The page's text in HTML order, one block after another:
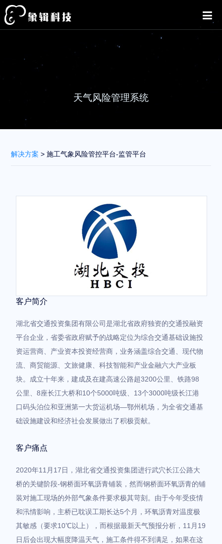
天气风险管理系统
解决方案 > 施工气象风险管控平台-监管平台
客户简介
湖北省交通投资集团有限公司是湖北省政府独资的交通投融资
平台企业，省委省政府赋予的战略定位为综合交通基础设施投
资运营商、产业资本投资经营商，业务涵盖综合交通、现代物
流、商贸能源、文旅健康、科技智能和产业金融六大产业板
块。成立十年来，建成及在建高速公路超3200公里、铁路98
公里、8座长江大桥和10个5000吨级、13个3000吨级长江港
口码头泊位和亚洲第一大货运机场—鄂州机场，为全省交通基
础设施建设和经济社会发展做出了积极贡献。
客户痛点
2020年11月17日，湖北省交通投资集团进行武穴长江公路大
桥的关键阶段-钢桥面环氧沥青铺装，然而钢桥面环氧沥青的铺
装对施工现场的外部气象条件要求极其苛刻。由于今年受疫情
和汛情影响，主桥已耽误工期长达5个月，环氧沥青对温度极
其敏感（要求10℃以上），而根据最新天气预报分析，11月19
日后会出现大幅度降温天气，施工条件得不到满足，如果在这